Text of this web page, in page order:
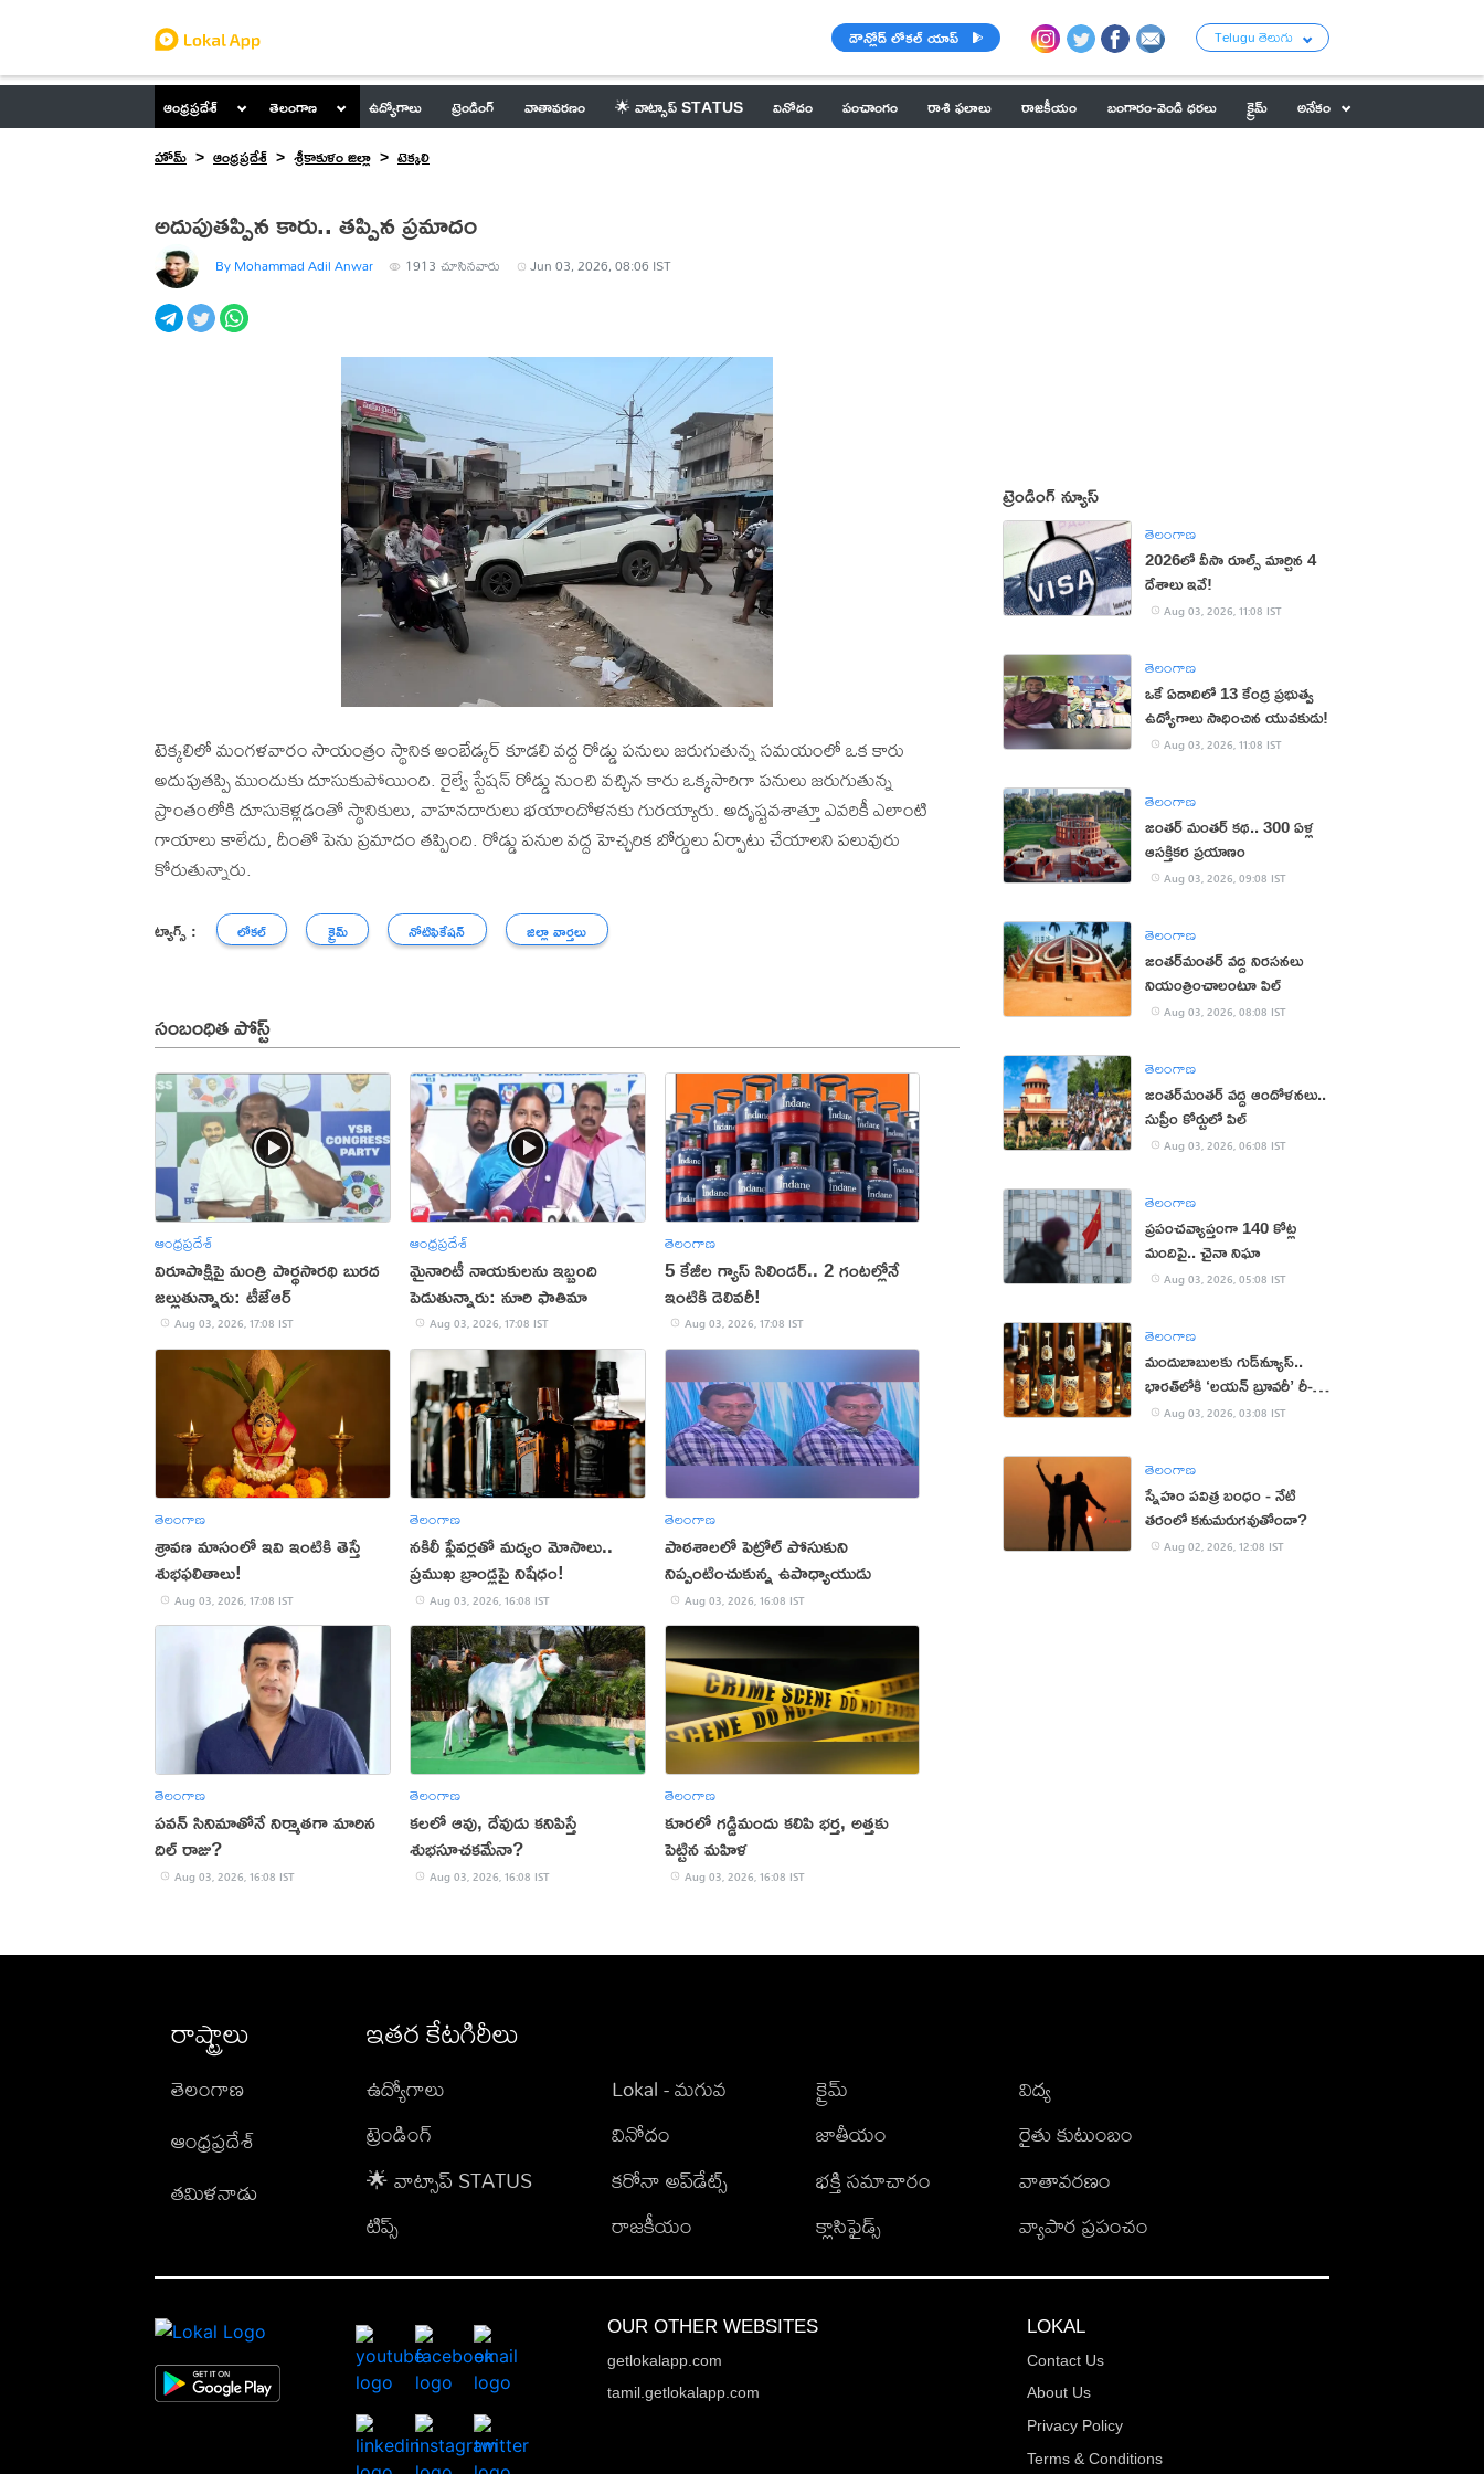
డౌన్లోడ్ లోకల్ యాప్ Telugu తెలుగు
ఆంధ్రప్రదేశ్ తెలంగాణ ఉద్యోగాలు ట్రెండింగ్ వాతావరణం 🌟 వాట్సాప్ STATUS వినోదం పంచాంగం రాశి ఫలాలు రాజకీయం బంగారం-వెండి ధరలు క్రైమ్
అనేకం
హోమ్
ఆంధ్రప్రదేశ్ శ్రీకాకుళం జిల్లా టెక్కలి
అదుపుతప్పిన కారు.. తప్పిన ప్రమాదం
By Mohammad Adil Anwar 1913 చూసినవారు Jun 03, 2026, 08:06 IST
టెక్కలిలో మంగళవారం సాయంత్రం స్థానిక అంబేడ్కర్ కూడలి వద్ద రోడ్డు పనులు జరుగుతున్న సమయంలో ఒక కారు
అదుపుతప్పి ముందుకు దూసుకుపోయింది. రైల్వే స్టేషన్ రోడ్డు నుంచి వచ్చిన కారు ఒక్కసారిగా పనులు జరుగుతున్న
ప్రాంతంలోకి దూసుకెళ్లడంతో స్థానికులు, వాహనదారులు భయాందోళనకు గురయ్యారు. అదృష్టవశాత్తూ ఎవరికీ ఎలాంటి
గాయాలు కాలేదు, దీంతో పెను ప్రమాదం తప్పింది. రోడ్డు పనుల వద్ద హెచ్చరిక బోర్డులు ఏర్పాటు చేయాలని పలువురు
కోరుతున్నారు.
ట్యాగ్స్ : లోకల్ క్రైమ్ నోటిఫికేషన్ జిల్లా వార్తలు
సంబంధిత పోస్ట్
ఆంధ్రప్రదేశ్
విరూపాక్షిపై మంత్రి పార్థసారథి బురద
జల్లుతున్నారు: టీజేఆర్
Aug 03, 2026, 17:08 IST
ఆంధ్రప్రదేశ్
మైనారిటీ నాయకులను ఇబ్బంది
పెడుతున్నారు: నూరి ఫాతిమా
Aug 03, 2026, 17:08 IST
తెలంగాణ
5 కేజీల గ్యాస్ సిలిండర్.. 2 గంటల్లోనే
ఇంటికి డెలివరీ!
Aug 03, 2026, 17:08 IST
తెలంగాణ
శ్రావణ మాసంలో ఇవి ఇంటికి తెస్తే
శుభఫలితాలు!
Aug 03, 2026, 17:08 IST
తెలంగాణ
నకిలీ ఫ్లేవర్లతో మద్యం మోసాలు..
ప్రముఖ బ్రాండ్లపై నిషేధం!
Aug 03, 2026, 16:08 IST
తెలంగాణ
పాఠశాలలో పెట్రోల్ పోసుకుని
నిప్పంటించుకున్న ఉపాధ్యాయుడు
Aug 03, 2026, 16:08 IST
తెలంగాణ
పవన్ సినిమాతోనే నిర్మాతగా మారిన
దిల్ రాజు?
Aug 03, 2026, 16:08 IST
తెలంగాణ
కలలో ఆవు, దేవుడు కనిపిస్తే
శుభసూచకమేనా?
Aug 03, 2026, 16:08 IST
తెలంగాణ
కూరలో గడ్డిమందు కలిపి భర్త, అత్తకు
పెట్టిన మహిళ
Aug 03, 2026, 16:08 IST
ట్రెండింగ్ న్యూస్
తెలంగాణ
2026లో వీసా రూల్స్ మార్చిన 4
దేశాలు ఇవే!
Aug 03, 2026, 11:08 IST
తెలంగాణ
ఒకే ఏడాదిలో 13 కేంద్ర ప్రభుత్వ
ఉద్యోగాలు సాధించిన యువకుడు!
Aug 03, 2026, 11:08 IST
తెలంగాణ
జంతర్‌ మంతర్‌ కథ.. 300 ఏళ్ల
ఆసక్తికర ప్రయాణం
Aug 03, 2026, 09:08 IST
తెలంగాణ
జంతర్‌మంతర్‌ వద్ద నిరసనలు
నియంత్రించాలంటూ పిల్
Aug 03, 2026, 08:08 IST
తెలంగాణ
జంతర్‌మంతర్‌ వద్ద ఆందోళనలు..
సుప్రీం కోర్టులో పిల్
Aug 03, 2026, 06:08 IST
తెలంగాణ
ప్రపంచవ్యాప్తంగా 140 కోట్ల
మందిపై.. చైనా నిఘా
Aug 03, 2026, 05:08 IST
తెలంగాణ
మందుబాబులకు గుడ్‌న్యూస్..
భారత్‌లోకి ‘లయన్ బ్రూవరీ’ రీ-
ఎంట్రీAug 03, 2026, 03:08 IST
తెలంగాణ
స్నేహం పవిత్ర బంధం - నేటి
తరంలో కనుమరుగవుతోందా?
Aug 02, 2026, 12:08 IST
రాష్ట్రాలు
తెలంగాణ
ఆంధ్రప్రదేశ్
తమిళనాడు
ఇతర కేటగిరీలు
ఉద్యోగాలు
ట్రెండింగ్
🌟 వాట్సాప్ STATUS
టిప్స్
Lokal - మగువ
వినోదం
కరోనా అప్‌డేట్స్
రాజకీయం
క్రైమ్
జాతీయం
భక్తి సమాచారం
క్లాసిఫైడ్స్
విద్య
రైతు కుటుంబం
వాతావరణం
వ్యాపార ప్రపంచం
OUR OTHER WEBSITES
getlokalapp.com
tamil.getlokalapp.com
LOKAL
Contact Us
About Us
Privacy Policy
Terms & Conditions